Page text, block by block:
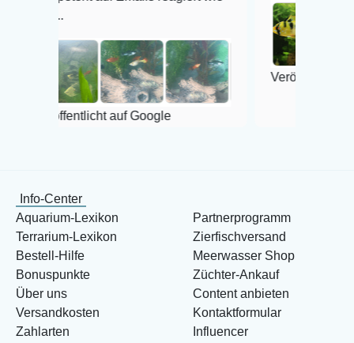
auf Google
Veröffentlicht auf Google
Info-Center
Aquarium-Lexikon
Terrarium-Lexikon
Bestell-Hilfe
Bonuspunkte
Über uns
Versandkosten
Zahlarten
Partnerprogramm
Zierfischversand
Meerwasser Shop
Züchter-Ankauf
Content anbieten
Kontaktformular
Influencer